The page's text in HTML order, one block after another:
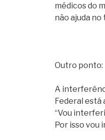
médicos do
não ajuda
Outro ponto:
A
Federal está
“Vou
Por isso vou